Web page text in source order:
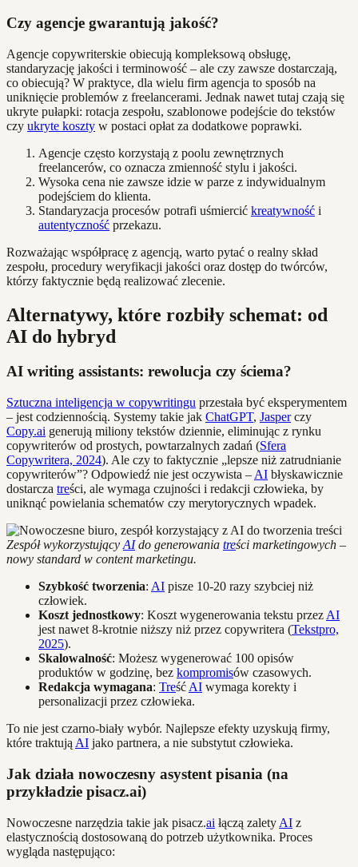
Czy agencje gwarantują jakość?
Agencje copywriterskie obiecują kompleksową obsługę,
standaryzację jakości i terminowość – ale czy zawsze dostarczają,
co obiecują? W praktyce, dla wielu firm agencja to sposób na
uniknięcie problemów z freelancerami. Jednak nawet tutaj czają się
ukryte pułapki: rotacja zespołu, szablonowe podejście do tekstów
czy ukryte koszty w postaci opłat za dodatkowe poprawki.
Agencje często korzystają z poolu zewnętrznych
freelancerów, co oznacza zmienność stylu i jakości.
Wysoka cena nie zawsze idzie w parze z indywidualnym
podejściem do klienta.
Standaryzacja procesów potrafi uśmiercić kreatywność i
autentyczność przekazu.
Rozważając współpracę z agencją, warto pytać o realny skład
zespołu, procedury weryfikacji jakości oraz dostęp do twórców,
którzy faktycznie będą realizować zlecenie.
Alternatywy, które rozbiły schemat: od
AI do hybryd
AI writing assistants: rewolucja czy ściema?
Sztuczna inteligencja w copywritingu przestała być eksperymentem
– jest codziennością. Systemy takie jak ChatGPT, Jasperczy
Copy.ai generują miliony tekstów dziennie, eliminując z rynku
copywriterów od prostych, powtarzalnych zadań (Sfera
Copywritera, 2024). Ale czy to faktycznie „lepsze niż zatrudnianie
copywriterów”? Odpowiedź nie jest oczywista – AI błyskawicznie
dostarcza treści, ale wymaga czujności i redakcji człowieka, by
uniknąć powielania schematów czy merytorycznych wpadek.
Zespół wykorzystujący AIdo generowania treści marketingowych –
nowy standard w content marketingu.
Szybkość tworzenia: AI pisze 10-20 razy szybciej niż
człowiek.
Koszt jednostkowy: Koszt wygenerowania tekstu przez AI
jest nawet 8-krotnie niższy niż przez copywritera (Tekstpro,
2025).
Skalowalność: Możesz wygenerować 100 opisów
produktów w godzinę, bez kompromisów czasowych.
Redakcja wymagana: Treść AI wymaga korekty i
personalizacji przez człowieka.
To nie jest czarno-biały wybór. Najlepsze efekty uzyskują firmy,
które traktują AI jako partnera, a nie substytut człowieka.
Jak działa nowoczesny asystent pisania (na
przykładzie pisacz.ai)
Nowoczesne narzędzia takie jak pisacz.ai łączą zalety AI z
elastycznością dostosowaną do potrzeb użytkownika. Proces
wygląda następująco: